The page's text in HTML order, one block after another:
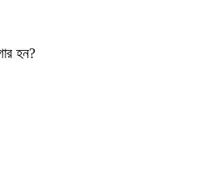
হন?